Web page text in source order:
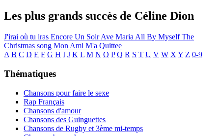
Les plus grands succès de Céline Dion
J'irai où tu iras Encore Un SoirAve Maria All By MyselfThe
Christmas song Mon Ami M'a Quittee
A B C D E F G H I J K L M N O P Q R S T U V W X Y Z 0-9
Thématiques
Chansons pour faire le sexe
Rap Français
Chansons d'amour
Chansons des Guinguettes
Chansons de Rugby et 3ème mi-temps